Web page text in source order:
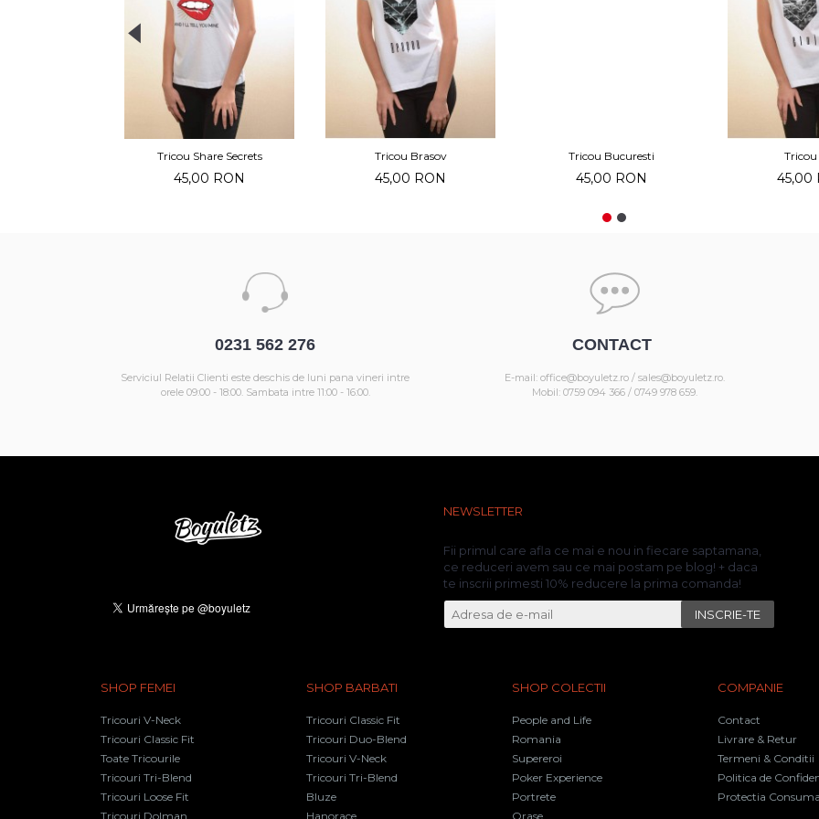
Tricou Share Secrets
45,00 RON
Tricou Brasov
45,00 RON
Tricou Bucuresti
45,00 RON 45,00
0231 562 276
Serviciul Relatii Clienti este deschis de luni pana vineri intre
orele 09:00 - 18:00. Sambata intre 11:00 - 16:00.
CONTACT
E-mail: office@boyuletz.ro / sales@boyuletz.ro.
Mobil: 0759 094 366 / 0749 978 659.
NEWSLETTER
Fii primul care afla ce mai e nou in fiecare saptamana,
ce reduceri avem sau ce mai postam pe blog! + daca
te inscrii primesti 10% reducere la prima comanda!
INSCRIE-TE
SHOP FEMEI
Tricouri V-Neck
Tricouri Classic Fit
Toate Tricourile
Tricouri Tri-Blend
Tricouri Loose Fit
Tricouri Dolman
SHOP BARBATI
Tricouri Classic Fit
Tricouri Duo-Blend
Tricouri V-Neck
Tricouri Tri-Blend
Bluze
Hanorace
SHOP COLECTII
People and Life
Romania
Supereroi
Poker Experience
Portrete
Orase
COMPANIE
Contact
Livrare & Retur
Termeni & Conditii
Politica de
Protectia